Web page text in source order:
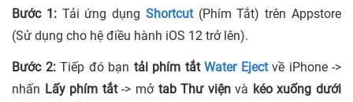
Bước 1:Tải ứng dụng Shortcut(Phím Tắt) trên Appstore
(Sử dụng cho hệ điều hành iOS 12 trở lên).
Bước 2:Tiếp đó bạn tải phím tắt Water Ejectvề iPhone ->
nhấn Lấy phím tắt-> mởtab Thư việnvà kéo xuống dưới